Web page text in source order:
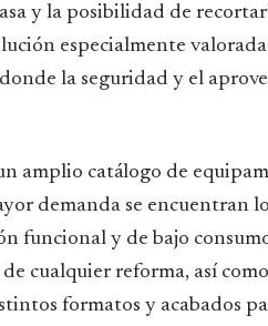
y la posibilidad de
especialmente
la seguridad y el
amplio catálogo de
demanda se encuentran
funcional y de bajo
cualquier reforma, así
formatos y acabados